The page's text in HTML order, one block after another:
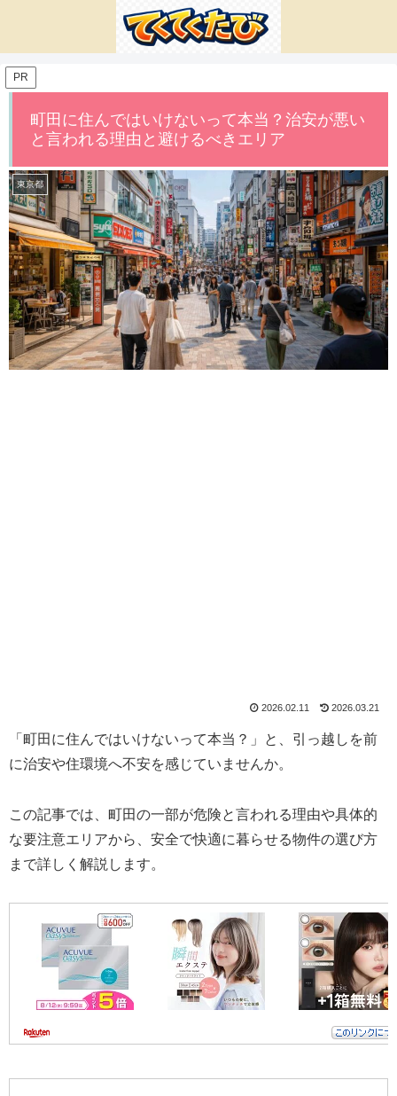
PR
町田に住んではいけないって本当？治安が悪い
と言われる理由と避けるべきエリア
東京都
2026.02.11 2026.03.21
「町田に住んではいけないって本当？」と、引っ越しを前
に治安や住環境へ不安を感じていませんか。
この記事では、町田の一部が危険と言われる理由や具体的
な要注意エリアから、安全で快適に暮らせる物件の選び方
まで詳しく解説します。